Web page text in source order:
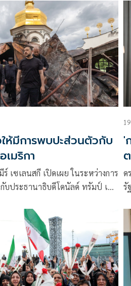
พุธที่ผ่านมา แม้ว่าเหตุการณ์ด้าน
ย้ำถึงความเสี่ยงที่ยังคงมีอยู่
รือในภูมิภาคก็ตาม
ห้มีการพบปะส่วนตัวกับ
เมริกา
เซเลนสกี เปิดเผย ในระหว่างการ
ประธานาธิบดีโดนัลด์ ทรัมป์ เขา
'
ด
รั